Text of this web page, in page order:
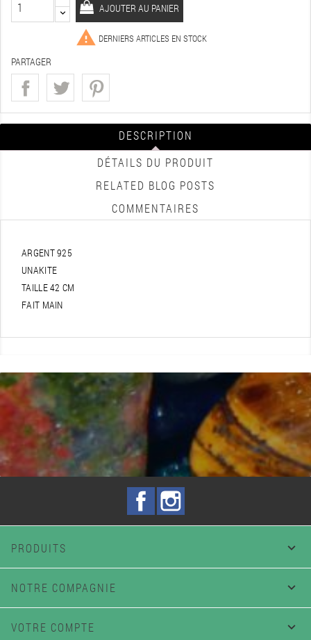
AJOUTER AU PANIER
 DERNIERS ARTICLES EN STOCK
PARTAGER
DESCRIPTION
DÉTAILS DU PRODUIT
RELATED BLOG POSTS
COMMENTAIRES
ARGENT 925
UNAKITE
TAILLE 42 CM
FAIT MAIN
Facebook
PRODUITS 
NOTRE COMPAGNIE 
VOTRE COMPTE 